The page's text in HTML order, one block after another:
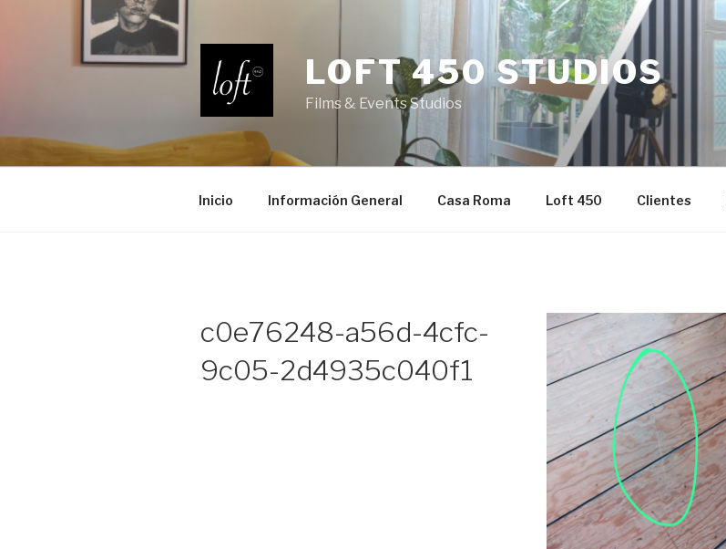
LOFT 450 STUDIOS
Films & Events Studios
Inicio Información General Casa Roma Loft 450 Clientes
c0e76248-a56d-4cfc-
9c05-2d4935c040f1